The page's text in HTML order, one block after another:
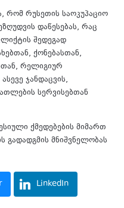
რომ რუსეთის საოკუპაციო
დაწესებას, რაც
შედეგად
ქონებასთან,
რელიგიურ
ჯანდაცვის,
სერვისებთან
ქმედებების მიმართ
გადადგმის მნიშვნელობას
LinkedIn